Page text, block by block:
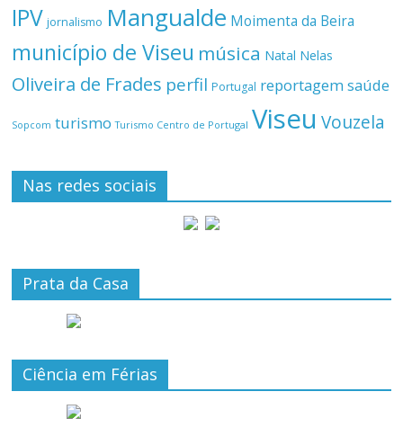
IPV jornalismo Mangualde Moimenta da Beira
município de Viseu música Natal Nelas
Oliveira de Frades perfil Portugal reportagemsaúde
Sopcom turismo Turismo Centro de Portugal Viseu Vouzela
Nas redes sociais
Prata da Casa
Ciência em Férias